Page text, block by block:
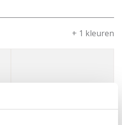
+ 1 kleuren